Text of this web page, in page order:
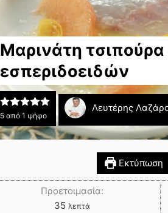
Μαρινάτη
εσπεριδοειδών
5από 1 ψήφο
Λευτέρης
Εκτύπωση
Προετοιμασία:
35 λεπτά